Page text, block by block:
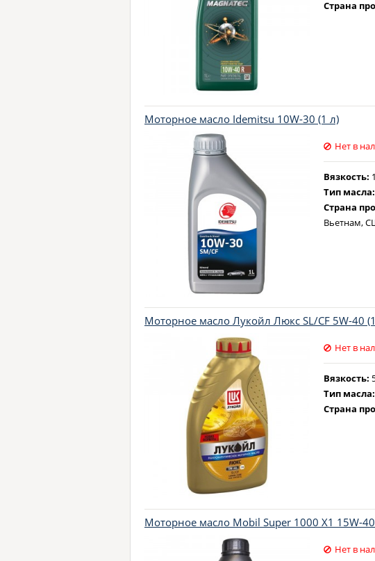
Страна
Моторное масло Idemitsu 10W-30 (1 л)
Нет в
Вязкость:
Тип масла:
Страна
Вьетнам,
Моторное масло Лукойл Люкс SL/CF 5W-40
Нет в
Вязкость:
Тип масла:
Страна
Моторное масло Mobil Super 1000 X1 15W-
Нет в